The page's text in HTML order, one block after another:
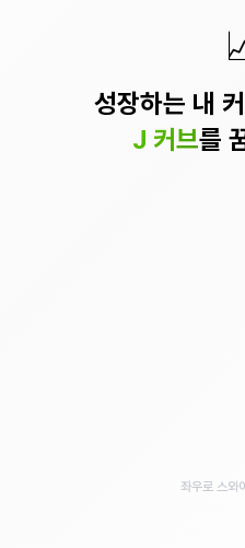
성장하는 내
J 커브를
좌우로 스와